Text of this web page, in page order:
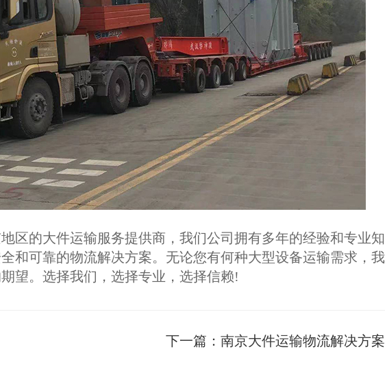
的大件运输服务提供商，我们公司拥有多年的经验和专业知
和可靠的物流解决方案。无论您有何种大型设备运输需求，我
望。选择我们，选择专业，选择信赖!
下一篇： 南京大件运输物流解决方案